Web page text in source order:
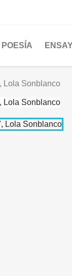
POESÍA
Lola Sonblanco